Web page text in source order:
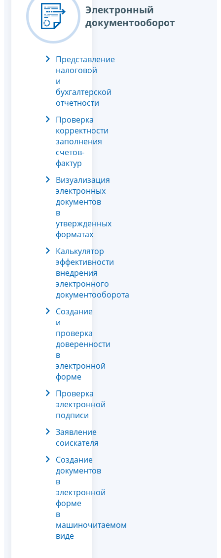
Электронный
документооборот
Представление
налоговой
и
бухгалтерской
отчетности
Проверка
корректности
заполнения
счетов-
фактур
Визуализация
электронных
документов
в
утвержденных
форматах
Калькулятор
эффективности
внедрения
электронного
документооборота
Создание
и
проверка
доверенности
в
электронной
форме
Проверка
электронной
подписи
Заявление
соискателя
Создание
документов
в
электронной
форме
в
машиночитаемом
виде